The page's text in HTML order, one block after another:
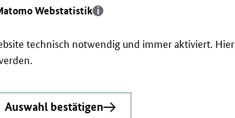
Webstatistik
technisch notwendig und immer aktiviert.
Auswahl bestätigen